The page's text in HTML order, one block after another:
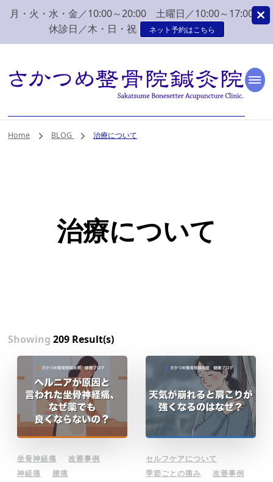
月・火・水・金／10:00～20:00 土曜日／10:00～17:00
休診日／木・日・祝
ネット予約はこちら
新潟市 秋葉区 肩こり
腰痛 整体 鍼灸はさか
鍼灸院へ。みなさまの気持ちに寄り添い、丁寧な問診、治療をさせて
Home BLOG 治療について
治療について
Showing209 Result(s)
坐骨神経痛
改善事例
神経痛
腰痛
セルフケアについて
季節ごとの痛み
改善事例